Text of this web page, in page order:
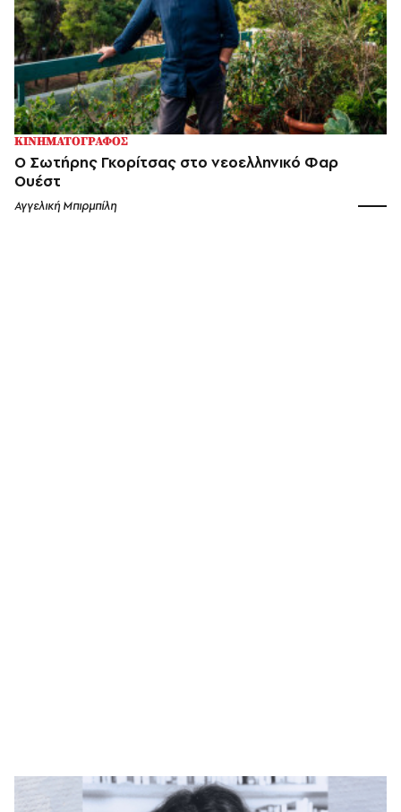
ΚΙΝΗΜΑΤΟΓΡΑΦΟΣ
Ο Σωτήρης Γκορίτσας στο νεοελληνικό Φαρ
Ουέστ
Αγγελική Μπιρμπίλη